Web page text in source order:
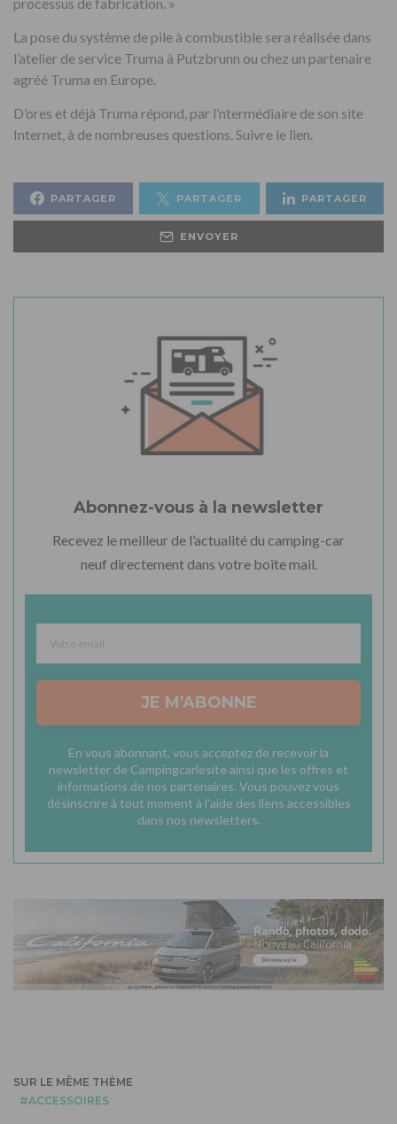
La pose du système de pile à combustible sera réalisée dans
l’atelier de service Truma à Putzbrunn ou chez un partenaire
agréé Truma en Europe.
D’ores et déjà Truma répond, par l’ntermédiaire de son site
Internet, à de nombreuses questions. Suivre le lien.
PARTAGER PARTAGER PARTAGER
ENVOYER
Abonnez-vous à la newsletter
Recevez le meilleur de l’actualité du camping-car
neuf directement dans votre boîte mail.
JE M'ABONNE
En vous abonnant, vous acceptez de recevoir la
newsletter de Campingcarlesite ainsi que les offres et
informations de nos partenaires. Vous pouvez vous
désinscrire à tout moment à l'aide des liens accessibles
dans nos newsletters.
SUR LE MÊME THÈME
ACCESSOIRES